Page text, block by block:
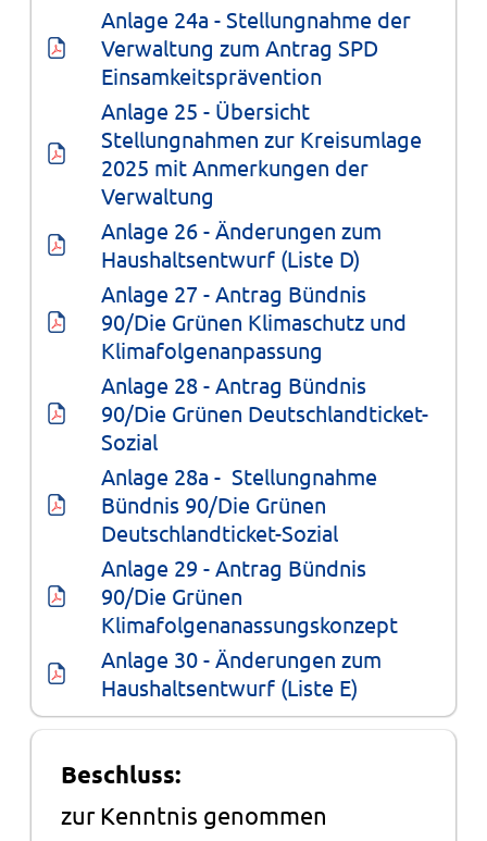
Anlage 24a - Stellungnahme der
Verwaltung zum Antrag SPD
Einsamkeitsprävention
Anlage 25 - Übersicht
Stellungnahmen zur Kreisumlage
2025 mit Anmerkungen der
Verwaltung
Anlage 26 - Änderungen zum
Haushaltsentwurf (Liste D)
Anlage 27 - Antrag Bündnis
90/Die Grünen Klimaschutz und
Klimafolgenanpassung
Anlage 28 - Antrag Bündnis
90/Die Grünen Deutschlandticket-
Sozial
Anlage 28a -  Stellungnahme
Bündnis 90/Die Grünen
Deutschlandticket-Sozial
Anlage 29 - Antrag Bündnis
90/Die Grünen
Klimafolgenanassungskonzept
Anlage 30 - Änderungen zum
Haushaltsentwurf (Liste E)
Beschluss:
zur Kenntnis genommen